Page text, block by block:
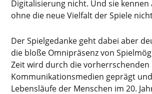
Digitalisierung nicht. Und sie kennen
ohne die neue Vielfalt der Spiele
Der Spielgedanke geht dabei aber
die bloße Omnipräsenz von
Zeit wird durch die vorherrschenden
Kommunikationsmedien geprägt
Lebensläufe der Menschen im 20.